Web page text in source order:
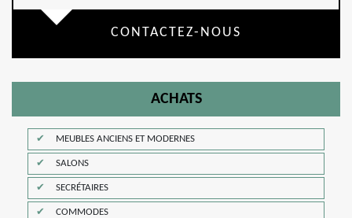
CONTACTEZ-NOUS
ACHATS
MEUBLES ANCIENS ET MODERNES
SALONS
SECRÉTAIRES
COMMODES